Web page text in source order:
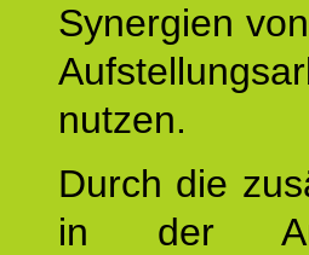
Synergien
nutzen.
Durch die
in der